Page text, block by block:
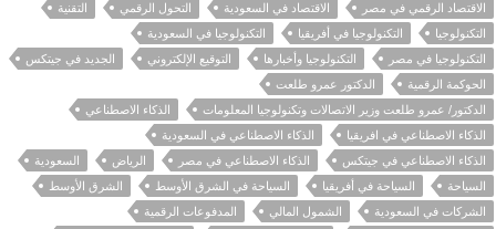
الاقتصاد الرقمي في مصر
الاقتصاد في السعودية التحول الرقمي
التقنية
التكنولوجيا
التكنولوجيا في أفريقيا
التكنولوجيا في السعودية
التكنولوجيا في مصر
التكنولوجيا وأخبارها التوقيع الإلكتروني
الجديد في جيتكس
الحوكمة الرقمية
الدكتور عمرو طلعت
الدكتور/ عمرو طلعت وزير الاتصالات وتكنولوجيا المعلومات
الذكاء الاصطناعي
الذكاء الاصطناعي في افريقيا
الذكاء الاصطناعي في السعودية
الذكاء الاصطناعي في جيتكس
الذكاء الاصطناعي في مصر الرياض
السعودية
السياحة
السياحة في أفريقيا السياحة في الشرق الأوسط
الشرق الأوسط
الشركات في السعودية
الشمول المالي
المدفوعات الرقمية